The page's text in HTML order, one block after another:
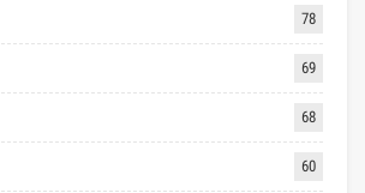
78
69
68
60